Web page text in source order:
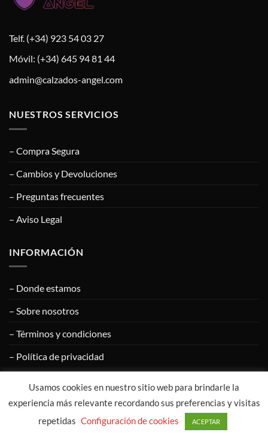
Telf. (+34) 923 54 03 27
Móvil: (+34) 645 94 81 44
admin@calzados-angel.com
NUESTROS SERVICIOS
– Compra Segura
– Cambios y Devoluciones
– Preguntas frecuentes
– Aviso Legal
INFORMACIÓN
– Donde estamos
– Sobre nosotros
– Términos y condiciones
– Política de privacidad
Visa PayPal MasterCardGoogle
Pay
Apple
Pay
COPYRIGHT © 2020CALZADOS ÁNGEL
Usamos cookies en nuestro sitio web para brindarle la
experiencia más relevante recordando sus preferencias y visitas
repetidas Configuración de cookies ACEPTAR